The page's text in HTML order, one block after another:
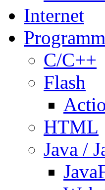
Internet
C/C++
Flash
HTML
Java /